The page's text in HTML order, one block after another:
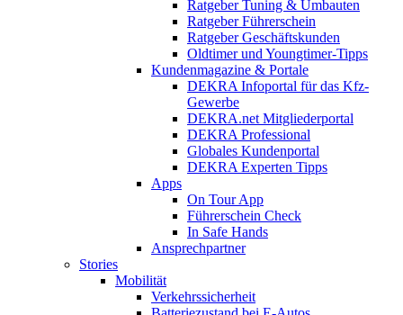
Ratgeber Tuning & Umbauten
Ratgeber Führerschein
Ratgeber Geschäftskunden
Oldtimer und Youngtimer-Tipps
Kundenmagazine & Portale
DEKRA Infoportal für das Kfz-
Gewerbe
DEKRA.net Mitgliederportal
DEKRA Professional
Globales Kundenportal
DEKRA Experten Tipps
Apps
On Tour App
Führerschein Check
In Safe Hands
Ansprechpartner
Stories
Mobilität
Verkehrssicherheit